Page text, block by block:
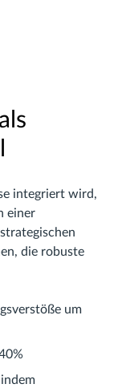
integriert wird,
einer
die robuste
um